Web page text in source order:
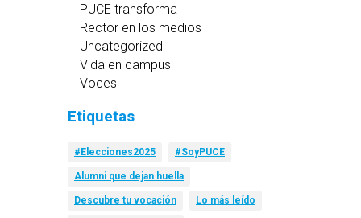
PUCE transforma
Rector en los medios
Uncategorized
Vida en campus
Voces
Etiquetas
#Elecciones2025 #SoyPUCE
Alumni que dejan huella
Descubre tu vocación Lo más leído